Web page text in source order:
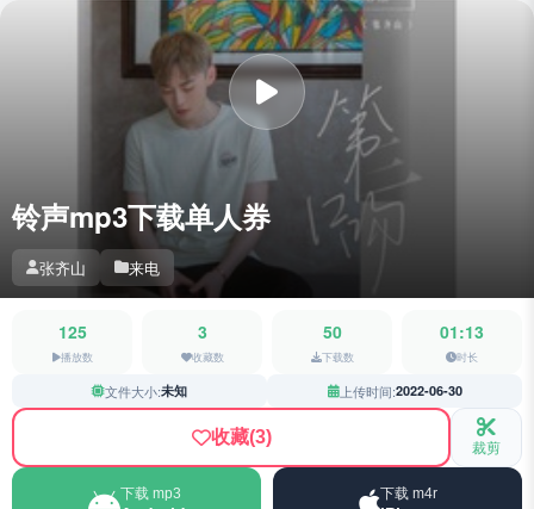
铃声mp3下载单人券
张齐山 来电
125
播放数
3
收藏数
50
下载数
01:13
时长
文件大小:未知 上传时间:2022-06-30
收藏(3) 裁剪
下载 mp3 下载 m4r